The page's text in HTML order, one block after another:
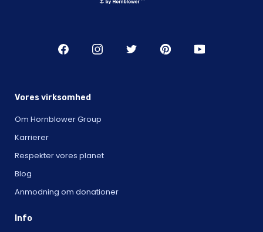
Vores virksomhed
Om Hornblower Group
Karrierer
Respekter vores planet
Blog
Anmodning om donationer
Info